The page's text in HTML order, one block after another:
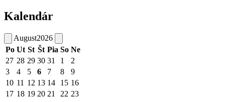
Kalendár
August2026
Po Ut St Št Pia So Ne
27 28 29 30 31 1
2
3
4 5 6 7 8
9
10 11 12 13 14 15 16
17 18 19 20 21 22 23